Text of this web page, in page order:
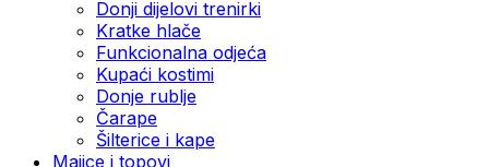
Donji dijelovi trenirki
Kratke hlače
Funkcionalna odjeća
Kupaći kostimi
Donje rublje
Čarape
Šilterice i kape
Majice i topovi